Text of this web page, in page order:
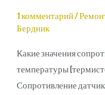
1 комментарий/
Бердник
Какие значения
температуры
Сопротивление